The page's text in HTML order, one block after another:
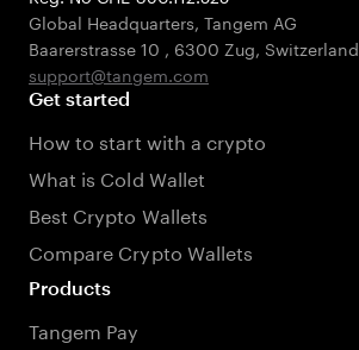
Global Headquarters, Tangem AG
Baarerstrasse 10 , 6300 Zug, Switzerland
support@tangem.com
Get started
How to start with a crypto
What is Cold Wallet
Best Crypto Wallets
Compare Crypto Wallets
Products
Tangem Pay